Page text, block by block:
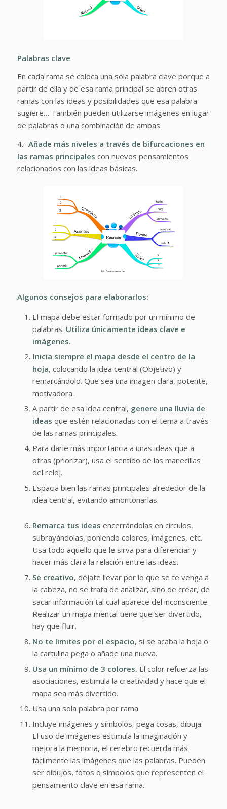
Palabras clave
En cada rama se coloca una sola palabra clave porque a
partir de ella y de esa rama principal se abren otras
ramas con las ideas y posibilidades que esa palabra
sugiere… También pueden utilizarse imágenes en lugar
de palabras o una combinación de ambas.
4.- Añade más niveles a través de bifurcaciones en
las ramas principales con nuevos pensamientos
relacionados con las ideas básicas.
Algunos consejos para elaborarlos:
El mapa debe estar formado por un mínimo de
palabras. Utiliza únicamente ideas clave e
imágenes.
Inicia siempre el mapa desde el centro de la
hoja, colocando la idea central (Objetivo) y
remarcándolo. Que sea una imagen clara, potente,
motivadora.
A partir de esa idea central, genere una lluvia de
ideas que estén relacionadas con el tema a través
de las ramas principales.
Para darle más importancia a unas ideas que a
otras (priorizar), usa el sentido de las manecillas
del reloj.
Espacia bien las ramas principales alrededor de la
idea central, evitando amontonarlas.
Remarca tus ideas encerrándolas en círculos,
subrayándolas, poniendo colores, imágenes, etc.
Usa todo aquello que le sirva para diferenciar y
hacer más clara la relación entre las ideas.
Se creativo, déjate llevar por lo que se te venga a
la cabeza, no se trata de analizar, sino de crear, de
sacar información tal cual aparece del inconsciente.
Realizar un mapa mental tiene que ser divertido,
hay que fluir.
No te limites por el espacio, si se acaba la hoja o
la cartulina pega o añade una nueva.
Usa un mínimo de 3 colores. El color refuerza las
asociaciones, estimula la creatividad y hace que el
mapa sea más divertido.
Usa una sola palabra por rama
Incluye imágenes y símbolos, pega cosas, dibuja.
El uso de imágenes estimula la imaginación y
mejora la memoria, el cerebro recuerda más
fácilmente las imágenes que las palabras. Pueden
ser dibujos, fotos o símbolos que representen el
pensamiento clave en esa rama.